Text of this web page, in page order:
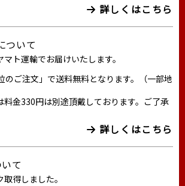
詳しくはこちら
ついて
ト運輸でお届けいたします。
のご注文」で送料無料となります。（一部地
金330円は別途頂戴しております。ご了承
詳しくはこちら
て
得しました。